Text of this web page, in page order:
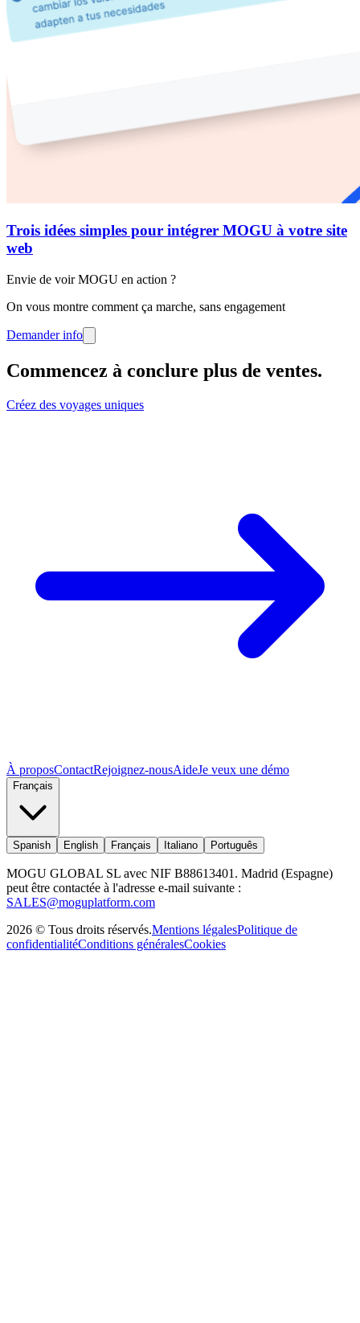
Trois idées simples pour intégrer MOGU à votre site
web
Envie de voir MOGU en action ?
On vous montre comment ça marche, sans engagement
Demander info
Commencez à conclure plus de ventes.
Créez des voyages uniques
À proposContactRejoignez-nousAideJe veux une démo
Français
Spanish English Français Italiano Português
MOGU GLOBAL SL avec NIF B88613401. Madrid (Espagne)
peut être contactée à l'adresse e-mail suivante :
SALES@moguplatform.com
2026 © Tous droits réservés.Mentions légalesPolitique de
confidentialitéConditions généralesCookies